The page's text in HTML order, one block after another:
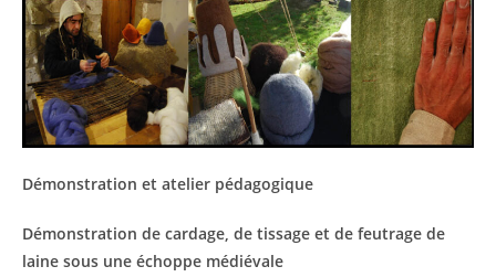
Démonstration et atelier pédagogique
Démonstration de cardage, de tissage et de feutrage de
laine sous une échoppe médiévale